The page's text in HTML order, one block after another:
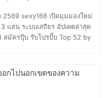
2569 sexy168 เปิดมุมมองใหม่
แสน ระบบเสถียร อัปเดตล่าสุด
สมัครปุ๊บ รับโปรปั๊บ Top 52 by
กไปนอกเขตของความ